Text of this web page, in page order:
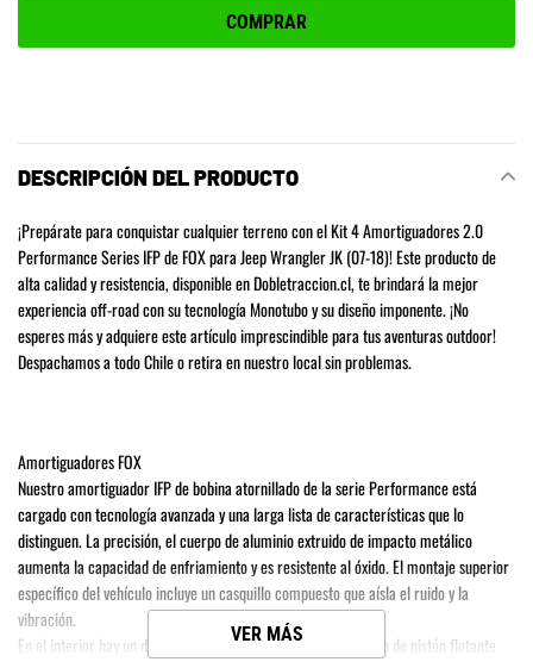
COMPRAR
tu
de
compra
DESCRIPCIÓN DEL PRODUCTO
¡Prepárate para conquistar cualquier terreno con el Kit 4 Amortiguadores 2.0
Performance Series IFP de FOX para Jeep Wrangler JK (07-18)! Este producto de
alta calidad y resistencia, disponible en Dobletraccion.cl, te brindará la mejor
experiencia off-road con su tecnología Monotubo y su diseño imponente. ¡No
esperes más y adquiere este artículo imprescindible para tus aventuras outdoor!
Despachamos a todo Chile o retira en nuestro local sin problemas.
Amortiguadores FOX
Nuestro amortiguador IFP de bobina atornillado de la serie Performance está
cargado con tecnología avanzada y una larga lista de características que lo
distinguen. La precisión, el cuerpo de aluminio extruido de impacto metálico
aumenta la capacidad de enfriamiento y es resistente al óxido. El montaje superior
específico del vehículo incluye un casquillo compuesto que aísla el ruido y la
vibración.
En el interior hay un depósito interno con diseño de mono-tubo de pistón flotante
VER MÁS